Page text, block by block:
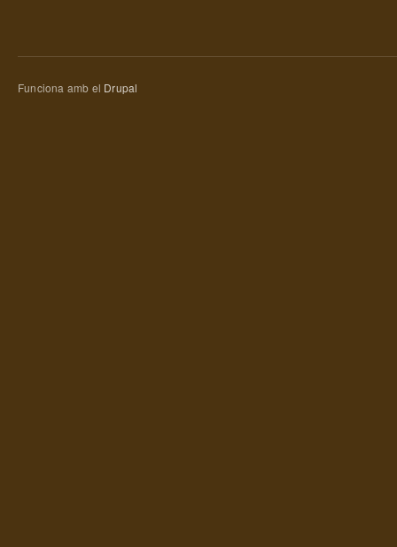
Funciona amb el Drupal